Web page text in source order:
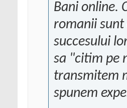
Bani online.
romanii sunt
succesului
sa "citim pe
transmitem
spunem